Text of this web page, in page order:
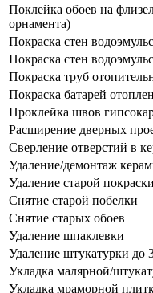
Поклейка обоев на
орнамента)
Покраска стен
Покраска стен
Покраска труб
Покраска батарей
Проклейка швов
Расширение дверных
Сверление отверстий в
Удаление/демонтаж
Удаление старой покраски
Снятие старой побелки
Снятие старых обоев
Удаление шпаклевки
Удаление штукатурки до
Укладка малярной/
Укладка мраморной